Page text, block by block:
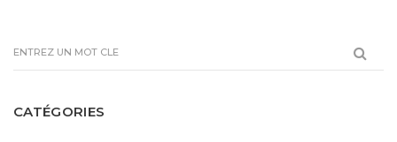
CATÉGORIES